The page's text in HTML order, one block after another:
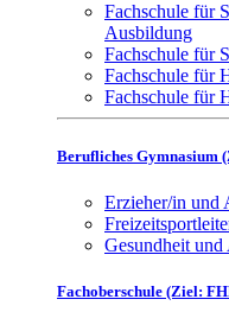
Fachschule für
Ausbildung
Fachschule für
Fachschule für
Fachschule für
Berufliches Gymnasium
Erzieher/in und
Gesundheit und
Fachoberschule (Ziel: